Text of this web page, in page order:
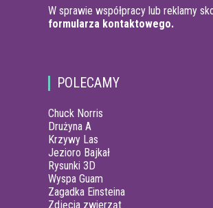
W sprawie współpracy lub reklamy
formularza kontaktowego.
POLECAMY
Chuck Norris
Drużyna A
Krzywy Las
Jezioro Bajkał
Rysunki 3D
Wyspa Guam
Zagadka Einsteina
Zdjęcia zwierząt